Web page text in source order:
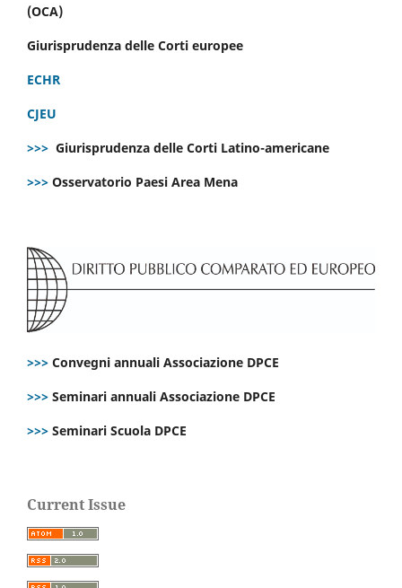
(OCA)
Giurisprudenza delle Corti europee
ECHR
CJEU
>>> Giurisprudenza delle Corti Latino-americane
>>> Osservatorio Paesi Area Mena
>>> Convegni annuali Associazione DPCE
>>> Seminari annuali Associazione DPCE
>>> Seminari Scuola DPCE
Current Issue